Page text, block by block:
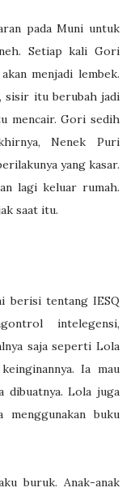
pada Muni untuk
Setiap kali Gori
menjadi lembek.
sisir itu berubah jadi
mencair. Gori sedih
Nenek Puri
yang kasar.
lagi keluar rumah.
saat itu.
berisi tentang IESQ
intelegensi,
saja seperti Lola
Ia mau
dibuatnya. Lola juga
menggunakan buku
buruk. Anak-anak